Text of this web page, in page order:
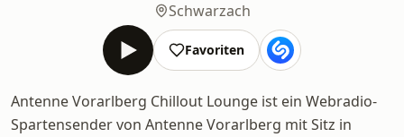
Schwarzach
Favoriten
Antenne Vorarlberg Chillout Lounge ist ein Webradio-
Spartensender von Antenne Vorarlberg mit Sitz in